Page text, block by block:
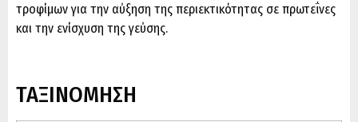
τροφίμων για την αύξηση της περιεκτικότητας σε πρωτεΐνες
και την ενίσχυση της γεύσης.
ΤΑΞΙΝΟΜΗΣΗ